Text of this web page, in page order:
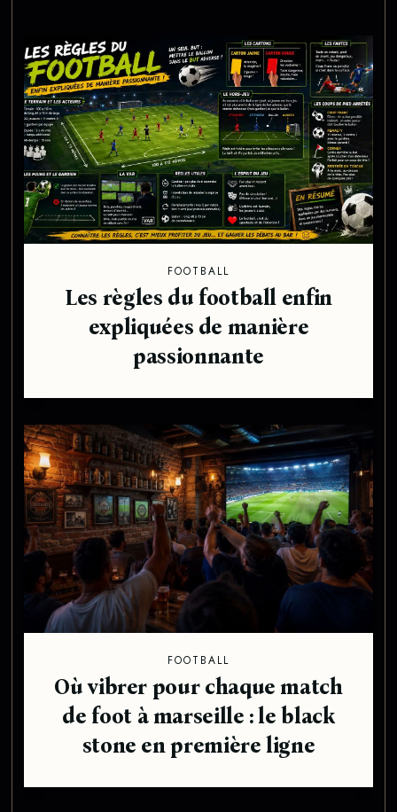
FOOTBALL
Les règles du football enfin
expliquées de manière
passionnante
FOOTBALL
Où vibrer pour chaque match
de foot à marseille : le black
stone en première ligne